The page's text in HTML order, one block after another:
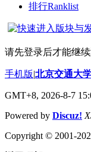
排行Ranklist
请先登录后才能继
手机版|北京交通大
GMT+8, 2026-8-7
Powered by Discuz!
Copyright © 2001-